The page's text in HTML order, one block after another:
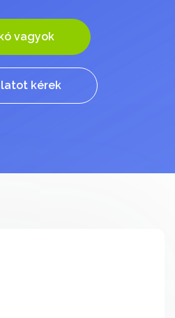
vagyok
kérek